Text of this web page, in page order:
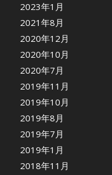
2023年1月
2021年8月
2020年12月
2020年10月
2020年7月
2019年11月
2019年10月
2019年8月
2019年7月
2019年1月
2018年11月